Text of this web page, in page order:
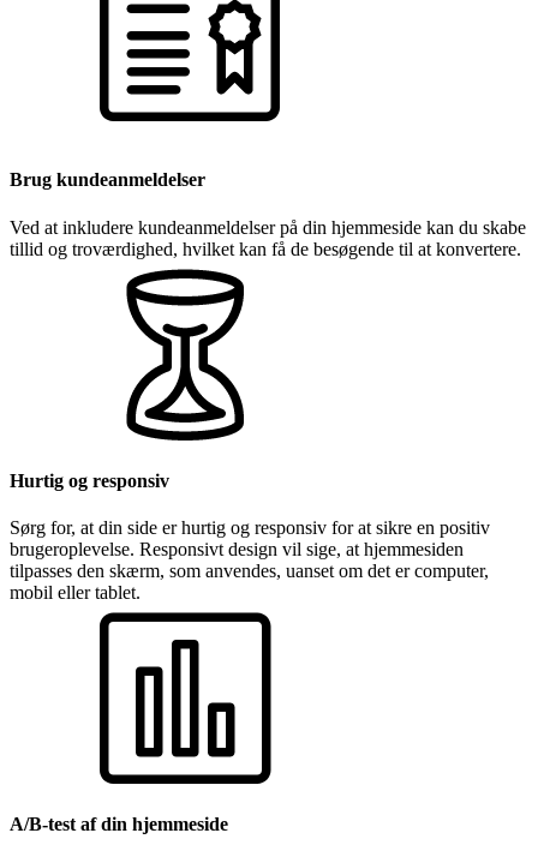
Brug kundeanmeldelser
Ved at inkludere kundeanmeldelser på din hjemmeside kan du skabe
tillid og troværdighed, hvilket kan få de besøgende til at konvertere.
Hurtig og responsiv
Sørg for, at din side er hurtig og responsiv for at sikre en positiv
brugeroplevelse. Responsivt design vil sige, at hjemmesiden
tilpasses den skærm, som anvendes, uanset om det er computer,
mobil eller tablet.
A/B-test af din hjemmeside